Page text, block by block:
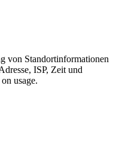
von Standortinformationen
ISP, Zeit und
usage.